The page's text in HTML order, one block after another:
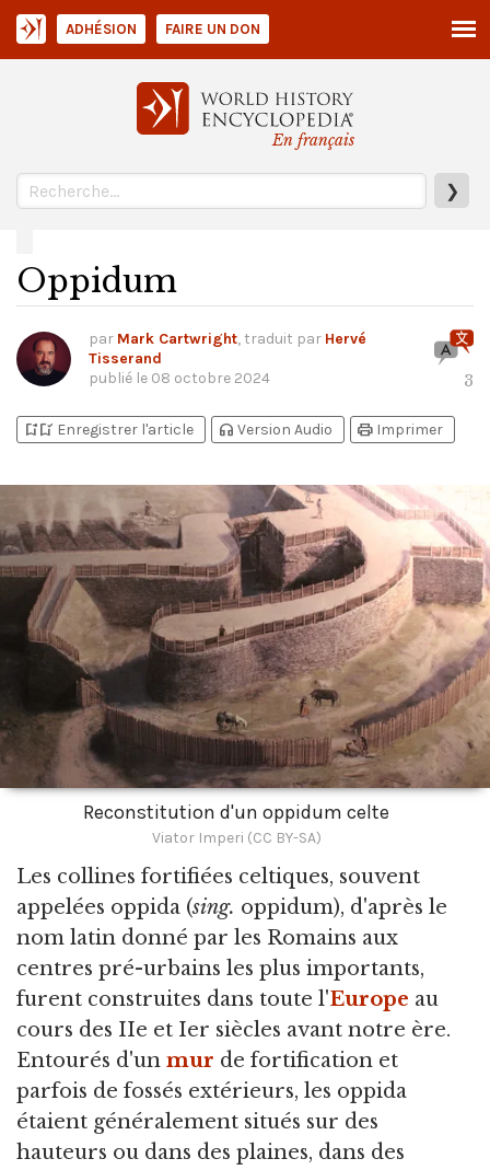
En français
❯
ADHÉSION FAIRE UN DON
Oppidum
par Mark Cartwright, traduit par Hervé
Tisserand
publié le 08 octobre 2024 3
bookmark_addbookmark_added Enregistrer l'article headphones Version Audio print Imprimer
Reconstitution d'un oppidum celte
Viator Imperi (CC BY-SA)
Les collines fortifiées celtiques, souvent
appelées oppida (sing. oppidum), d'après le
nom latin donné par les Romains aux
centres pré-urbains les plus importants,
furent construites dans toute l'Europe au
cours des IIe et Ier siècles avant notre ère.
Entourés d'un mur de fortification et
parfois de fossés extérieurs, les oppida
étaient généralement situés sur des
hauteurs ou dans des plaines, dans des